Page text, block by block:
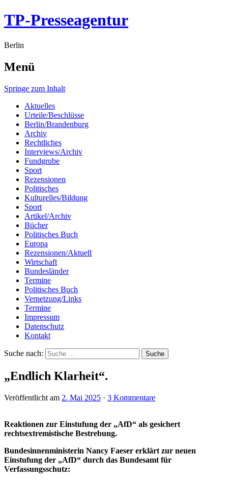
TP-Presseagentur
Berlin
Menü
Springe zum Inhalt
Aktuelles
Urteile/Beschlüsse
Berlin/Brandenburg
Archiv
Rechtliches
Interviews/Archiv
Fundgrube
Sport
Rezensionen
Politisches
Kulturelles/Bildung
Sport
Artikel/Archiv
Bücher
Politisches Buch
Europa
Rezensionen/Aktuell
Wirtschaft
Bundesländer
Termine
Politisches Buch
Vernetzung/Links
Termine
Impressum
Datenschutz
Kontakt
Suche nach:
„Endlich Klarheit“.
Veröffentlicht am 2. Mai 2025 · 3 Kommentare
Reaktionen zur Einstufung der „AfD“ als gesichert
rechtsextremistische Bestrebung.
Bundesinnenministerin Nancy Faeser erklärt zur neuen
Einstufung der „AfD“ durch das Bundesamt für
Verfassungsschutz: